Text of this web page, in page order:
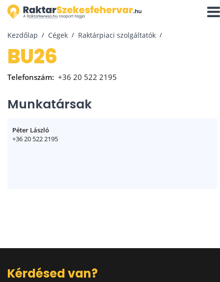
Kezdőlap Cégek Raktárpiaci szolgáltatók
BU26
Telefonszám: +36 20 522 2195
Munkatársak
Péter László
+36 20 522 2195
Kérdésed van?